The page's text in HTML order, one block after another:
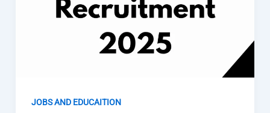
JOBS AND EDUCAITION